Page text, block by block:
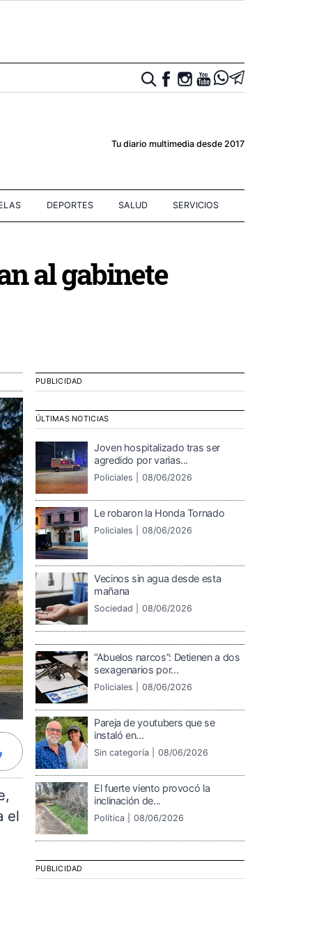
Tu diario multimedia desde 2017
DEPORTES SALUD SERVICIOS
al gabinete
el
PUBLICIDAD
ÚLTIMAS NOTICIAS
Joven hospitalizado tras ser
agredido por varias...
Policiales | 08/06/2026
Le robaron la Honda Tornado
Policiales | 08/06/2026
Vecinos sin agua desde esta
mañana
Sociedad | 08/06/2026
“Abuelos narcos”: Detienen a dos
sexagenarios por...
Policiales | 08/06/2026
Pareja de youtubers que se
instaló en...
Sin categoría | 08/06/2026
El fuerte viento provocó la
inclinación de...
Política | 08/06/2026
PUBLICIDAD